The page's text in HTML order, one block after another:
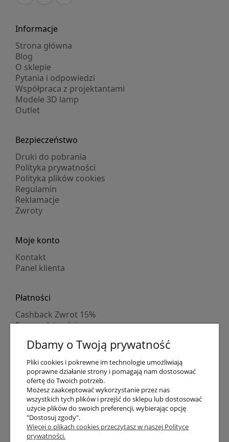
Informacje
Strona główna
Blog
O sklepie
Pytania i odpowiedzi
Współpraca z projektantami
Modele 3D lamp
Outlet
Bezpieczeństwo
Druki do pobrania
Polityka prywatności
Polityka plików cookies
Regulamin
Reklamacje
Zwroty
Moje konto
Kontakt
Panel klienta
Płatności
Cashback Zwrot 15%
Formy płatności
Numer konta
PayPo kupujesz, nie płacisz
Progi rabatowe
Promocje
Dostawa
Czas wysyłki
Dostawa
Dbamy o Twoją prywatność
Pliki cookies i pokrewne im technologie umożliwiają
poprawne działanie strony i pomagają nam dostosować
ofertę do Twoich potrzeb.
Możesz zaakceptować wykorzystanie przez nas
wszystkich tych plików i przejść do sklepu lub dostosować
użycie plików do swoich preferencji, wybierając opcję
"Dostosuj zgody".
Więcej o plikach cookies przeczytasz w naszej Polityce
prywatności.